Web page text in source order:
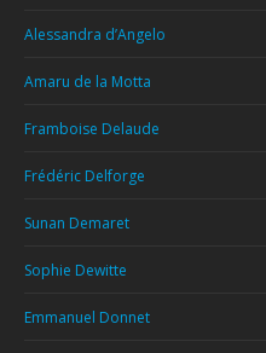
Alessandra d’Angelo
Amaru de la Motta
Framboise Delaude
Frédéric Delforge
Sunan Demaret
Sophie Dewitte
Emmanuel Donnet